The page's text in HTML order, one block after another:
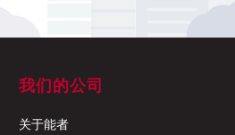
我们的公司
关于能者